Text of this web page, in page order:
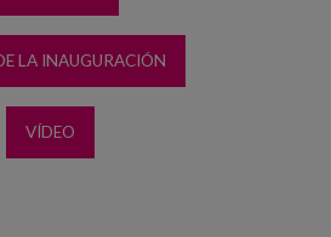
LA INAUGURACIÓN
VÍDEO